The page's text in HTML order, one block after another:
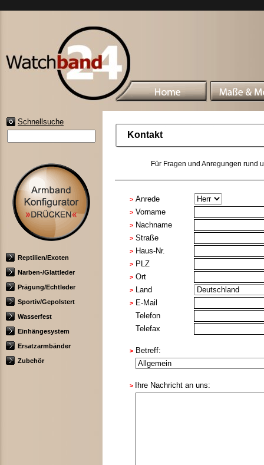
Schnellsuche
Reptilien/Exoten
Narben-/Glattleder
Prägung/Echtleder
Sportiv/Gepolstert
Wasserfest
Einhängesystem
Ersatzarmbänder
Zubehör
Kontakt
Für Fragen und Anregungen rund
> Anrede
> Vorname
> Nachname
> Straße
> Haus-Nr.
> PLZ
> Ort
> Land
> E-Mail
Telefon
Telefax
> Betreff:
> Ihre Nachricht an uns: